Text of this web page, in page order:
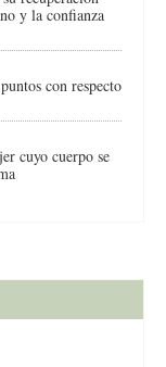
y si no,
por todo
danzar mitiga el
ayuda ninguna
de eso se
mando”, y si no
que
y la confianza
con respecto
cuyo cuerpo se